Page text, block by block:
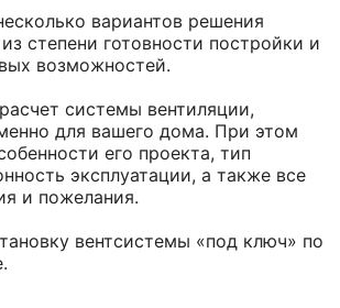
вариантов решения
степени готовности постройки и
возможностей.
системы вентиляции,
для вашего дома. При этом
его проекта, тип
эксплуатации, а также все
и пожелания.
вентсистемы «под ключ» по